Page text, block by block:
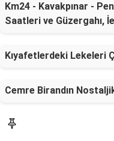
Km24 - Kavakpınar -
Saatleri ve Güzergahı,
Kıyafetlerdeki Lekeleri
Cemre Birandın